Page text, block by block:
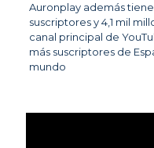
Auronplay además
suscriptores y 4,1 mil
canal principal de
más suscriptores de
mundo